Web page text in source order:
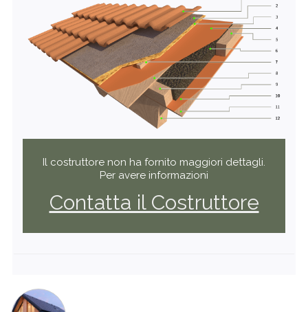
Il costruttore non ha fornito maggiori dettagli.
Per avere informazioni
Contatta il Costruttore